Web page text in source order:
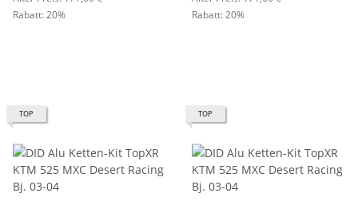
Rabatt:20%
Rabatt:20%
TOP TOP